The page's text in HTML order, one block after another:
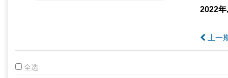
2022
上一
全选